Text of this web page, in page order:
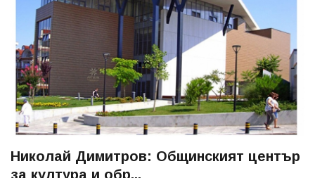
Николай Димитров: Общинският център
за култура и обр...